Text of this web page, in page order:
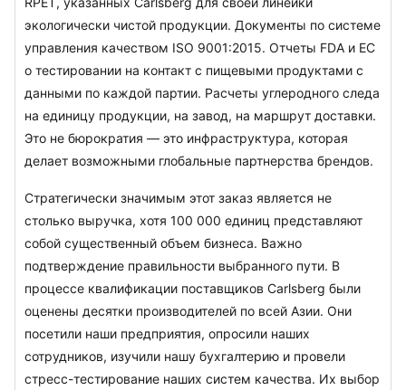
экологически чистой продукции. Документы по системе
управления качеством ISO 9001:2015. Отчеты FDA и ЕС
о тестировании на контакт с пищевыми продуктами с
данными по каждой партии. Расчеты углеродного следа
на единицу продукции, на завод, на маршрут доставки.
Это не бюрократия — это инфраструктура, которая
делает возможными глобальные партнерства брендов.
Стратегически значимым этот заказ является не
столько выручка, хотя 100 000 единиц представляют
собой существенный объем бизнеса. Важно
подтверждение правильности выбранного пути. В
процессе квалификации поставщиков Carlsberg были
оценены десятки производителей по всей Азии. Они
посетили наши предприятия, опросили наших
сотрудников, изучили нашу бухгалтерию и провели
стресс-тестирование наших систем качества. Их выбор